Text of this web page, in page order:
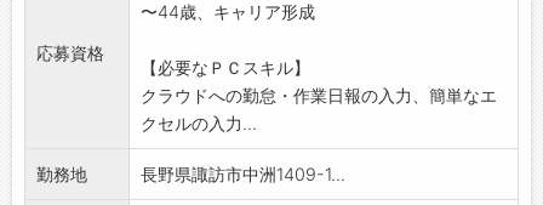
す。
となりますので、特
に安定して受注しています。
※未経験でも先輩が丁寧に指導します。※業務の
変更範囲:なし
応募資格
〜44歳、キャリア形成
【必要なＰＣスキル】
クラウドへの勤怠・作業日報の入力、簡単なエ
クセルの入力...
勤務地 長野県諏訪市中洲1409-1...